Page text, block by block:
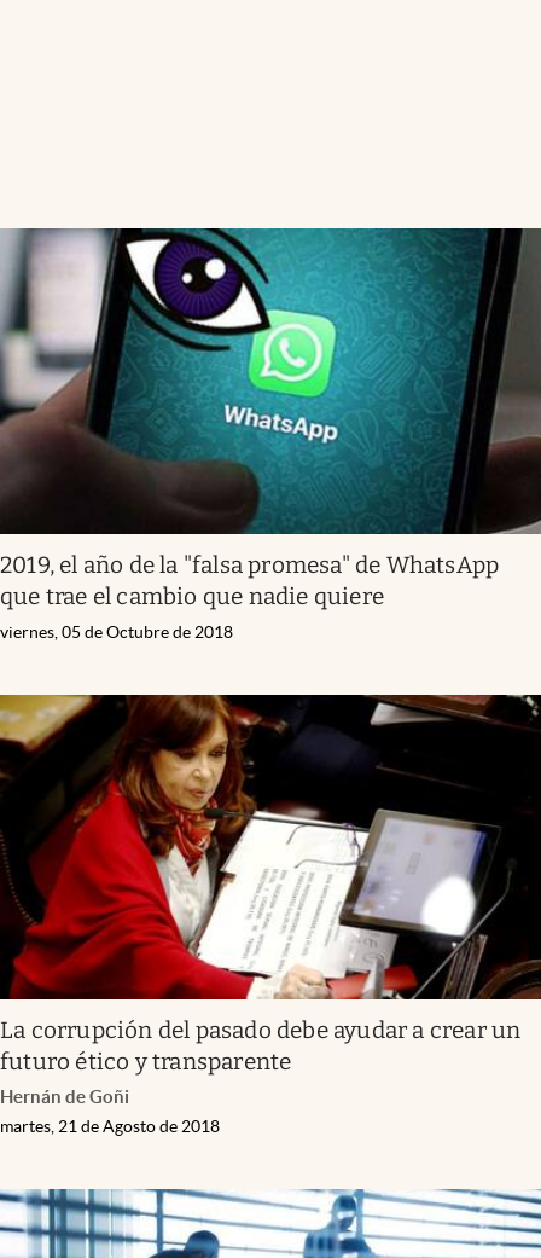
2019, el año de la "falsa promesa" de WhatsApp
que trae el cambio que nadie quiere
viernes, 05 de Octubre de 2018
La corrupción del pasado debe ayudar a crear un
futuro ético y transparente
Hernán de Goñi
martes, 21 de Agosto de 2018